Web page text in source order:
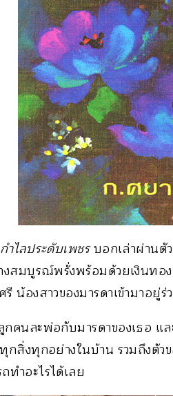
กำไลประดับเพชรบอกเล่าผ่านตั
งสมบูรณ์พรั่งพร้อมด้วยเงินทอ
น้องสาวของมารดาเข้ามาอยู่ร่
นละพ่อกับมารดาของเธอ แ
สิ่งทุกอย่างในบ้าน รวมถึงตัว
ำอะไรได้เลย